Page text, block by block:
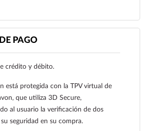
Ver más
PAGO
crédito y débito.
está protegida con la TPV virtual de
que utiliza 3D Secure,
al usuario la verificación de dos
seguridad en su compra.